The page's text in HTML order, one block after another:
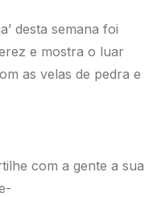
desta semana foi
e mostra o luar
as velas de pedra e
com a gente a sua